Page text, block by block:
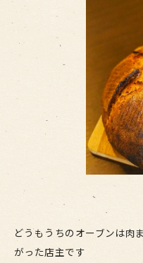
どうもうちのオーブンは肉
がった店主です